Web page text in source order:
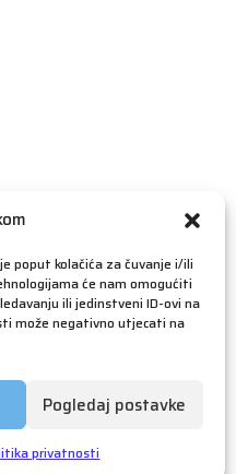
poput kolačića za čuvanje i/ili
će nam omogućiti
ili jedinstveni ID-ovi na
može negativno utjecati na
Pogledaj postavke
privatnosti